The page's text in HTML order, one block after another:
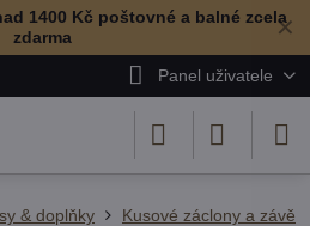
✕
1400 Kč poštovné a balné zcela
zdarma
Panel uživatele
& doplňky Kusové záclony a